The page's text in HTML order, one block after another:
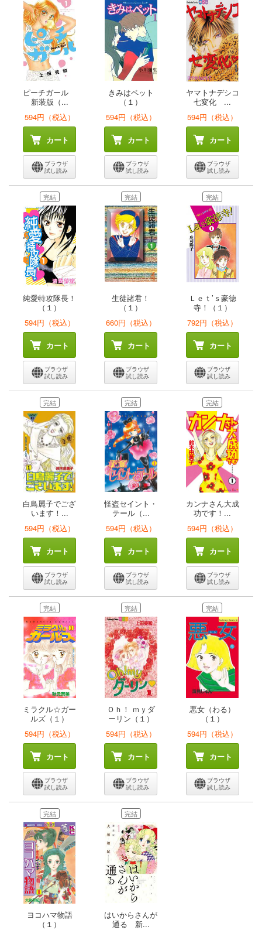
ピーチガール
新装版（...
594円（税込）
カート
ブラウザ
試し読み
きみはペット
（１）
594円（税込）
カート
ブラウザ
試し読み
ヤマトナデシコ
七変化 ...
594円（税込）
カート
ブラウザ
試し読み
完結
純愛特攻隊長！
（１）
594円（税込）
カート
ブラウザ
試し読み
完結
生徒諸君！
（１）
660円（税込）
カート
ブラウザ
試し読み
完結
Ｌｅｔ’ｓ豪徳
寺！（１）
792円（税込）
カート
ブラウザ
試し読み
完結
白鳥麗子でござ
います！...
594円（税込）
カート
ブラウザ
試し読み
完結
怪盗セイント・
テール（...
594円（税込）
カート
ブラウザ
試し読み
完結
カンナさん大成
功です！...
594円（税込）
カート
ブラウザ
試し読み
完結
ミラクル☆ガー
ルズ（１）
594円（税込）
カート
ブラウザ
試し読み
完結
Ｏｈ！ ｍｙダ
ーリン（１）
594円（税込）
カート
ブラウザ
試し読み
完結
悪女（わる）
（１）
594円（税込）
カート
ブラウザ
試し読み
完結
ヨコハマ物語
（１）
完結
はいからさんが
通る 新...